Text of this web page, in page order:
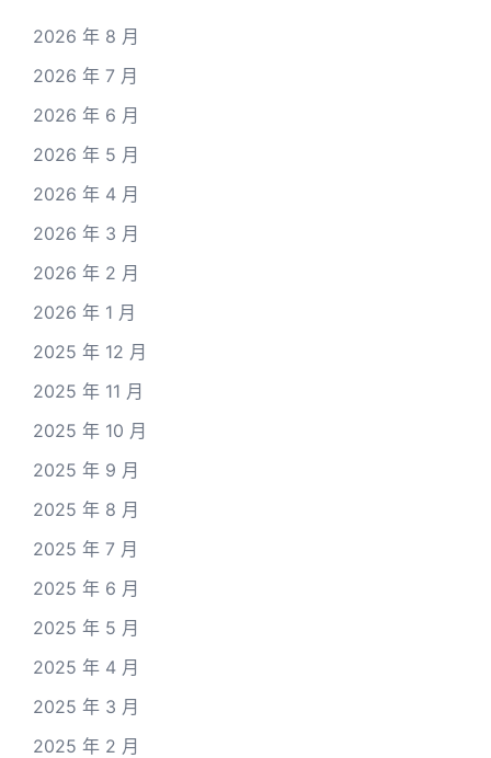
2026 年 8 月
2026 年 7 月
2026 年 6 月
2026 年 5 月
2026 年 4 月
2026 年 3 月
2026 年 2 月
2026 年 1 月
2025 年 12 月
2025 年 11 月
2025 年 10 月
2025 年 9 月
2025 年 8 月
2025 年 7 月
2025 年 6 月
2025 年 5 月
2025 年 4 月
2025 年 3 月
2025 年 2 月